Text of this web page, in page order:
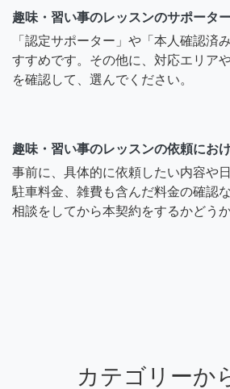
趣味・習い事のレッスンのサポータ
「認定サポーター」や「本人確認済
すすめです。その他に、対応エリア
を確認して、選んでください。
趣味・習い事のレッスンの依頼にお
事前に、具体的に依頼したい内容や
駐車料金、雑費も含んだ料金の確認
相談をしてから本契約をするかどう
カテゴリーか